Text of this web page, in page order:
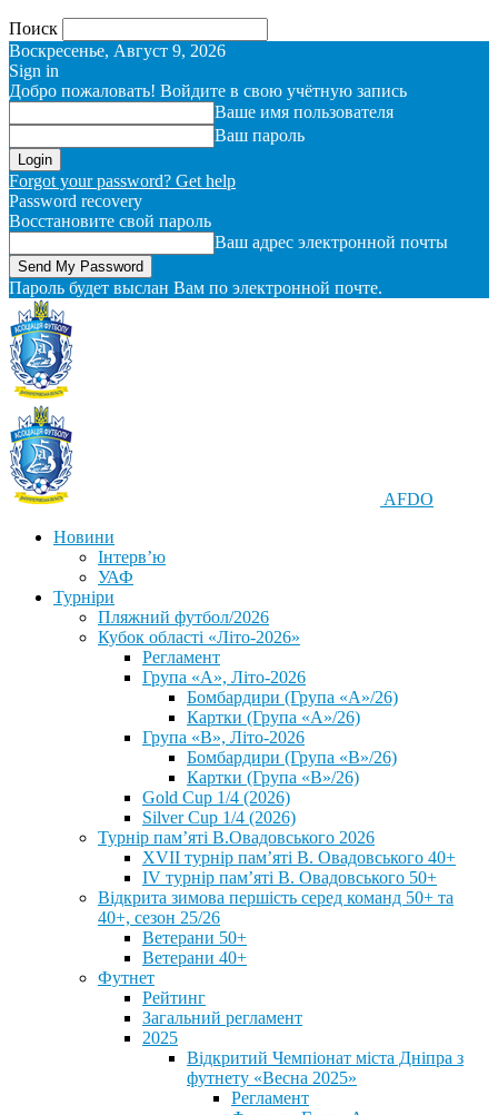
Поиск
Воскресенье, Август 9, 2026
Sign in
Добро пожаловать! Войдите в свою учётную запись
Ваше имя пользователя
Ваш пароль
Forgot your password? Get help
Password recovery
Восстановите свой пароль
Ваш адрес электронной почты
Пароль будет выслан Вам по электронной почте.
AFDO
Новини
Інтерв’ю
УАФ
Турніри
Пляжний футбол/2026
Кубок області «Літо-2026»
Регламент
Група «А», Літо-2026
Бомбардири (Група «А»/26)
Картки (Група «А»/26)
Група «В», Літо-2026
Бомбардири (Група «В»/26)
Картки (Група «В»/26)
Gold Cup 1/4 (2026)
Silver Cup 1/4 (2026)
Турнір пам’яті В.Овадовського 2026
XVII турнір пам’яті В. Овадовського 40+
IV турнір пам’яті В. Овадовського 50+
Відкрита зимова першість серед команд 50+ та
40+, сезон 25/26
Ветерани 50+
Ветерани 40+
Футнет
Рейтинг
Загальний регламент
2025
Відкритий Чемпіонат міста Дніпра з
футнету «Весна 2025»
Регламент